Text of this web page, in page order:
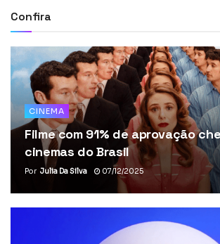
Confira
CINEMA
Filme com 91% de aprovação
cinemas do Brasil
Por Julia Da Silva 07/12/2025